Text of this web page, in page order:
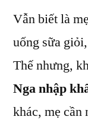
Vẫn biết là
uống sữa
Thế nhưng,
Nga nhập
khác, mẹ cần